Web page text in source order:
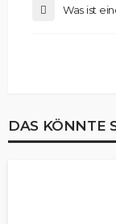
Was ist
DAS KÖNNTE